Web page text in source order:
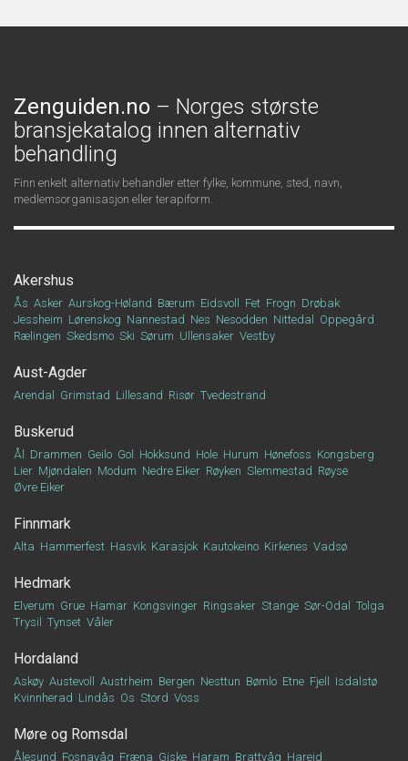
Zenguiden.no – Norges største
bransjekatalog innen alternativ
behandling
Finn enkelt alternativ behandler etter fylke, kommune, sted, navn,
medlemsorganisasjon eller terapiform.
Akershus
Ås Asker Aurskog-Høland Bærum Eidsvoll Fet Frogn Drøbak
Jessheim Lørenskog Nannestad Nes Nesodden Nittedal
Oppegård
Rælingen Skedsmo Ski Sørum Ullensaker Vestby
Aust-Agder
Arendal Grimstad Lillesand Risør Tvedestrand
Buskerud
Ål Drammen Geilo Gol Hokksund Hole Hurum Hønefoss Kongsberg
Lier Mjøndalen Modum Nedre Eiker Røyken Slemmestad Røyse
Øvre Eiker
Finnmark
Alta Hammerfest Hasvik Karasjok Kautokeino Kirkenes Vadsø
Hedmark
Elverum Grue Hamar Kongsvinger Ringsaker Stange Sør-Odal
Tolga
Trysil
Tynset Våler
Hordaland
Askøy Austevoll Austrheim Bergen Nesttun Bømlo Etne Fjell
Isdalstø
Kvinnherad Lindås Os Stord Voss
Møre og Romsdal
Ålesund Fosnavåg Fræna Giske Haram Brattvåg Hareid